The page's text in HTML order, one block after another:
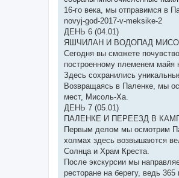
16-го века, мы отправимся в
novyj-god-2017-v-meksike-2
ДЕНЬ 6 (04.01)
ЯШЧИЛАН И ВОДОПАД
Сегодня вы сможете
построенному племенем майя
Здесь сохранились
Возвращаясь в Паленке, мы
мест, Мисоль-Ха.
ДЕНЬ 7 (05.01)
ПАЛЕНКЕ И ПЕРЕЕЗД В
Первым делом мы осмотрим
холмах здесь возвышаются
Солнца и Храм Креста.
После экскурсии мы
ресторане на берегу, ведь